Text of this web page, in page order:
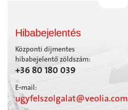
Hibabejelentés
Központi díjmentes
hibabejelentő zöldszám:
+36 80 180 039
E-mail:
ugyfelszolgalat@veolia.com